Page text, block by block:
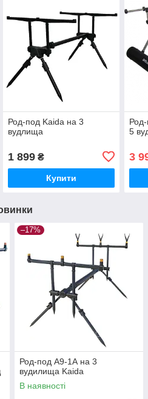
Род-под Kaida на 3
вудлища
1 899₴
Купити
5
3
–17%
Род-под A9-1А на 3
вудилища Kaida
В наявності